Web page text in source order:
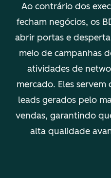
Ao contrário dos
fecham negócios, os
abrir portas e
meio de campanhas
atividades de
mercado. Eles
leads gerados pelo
vendas, garantindo
alta qualidade